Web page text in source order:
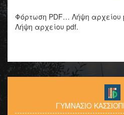
Φόρτωση PDF… Λήψη
Λήψη αρχείου pdf.
ΓΥΜΝΑΣΙΟ